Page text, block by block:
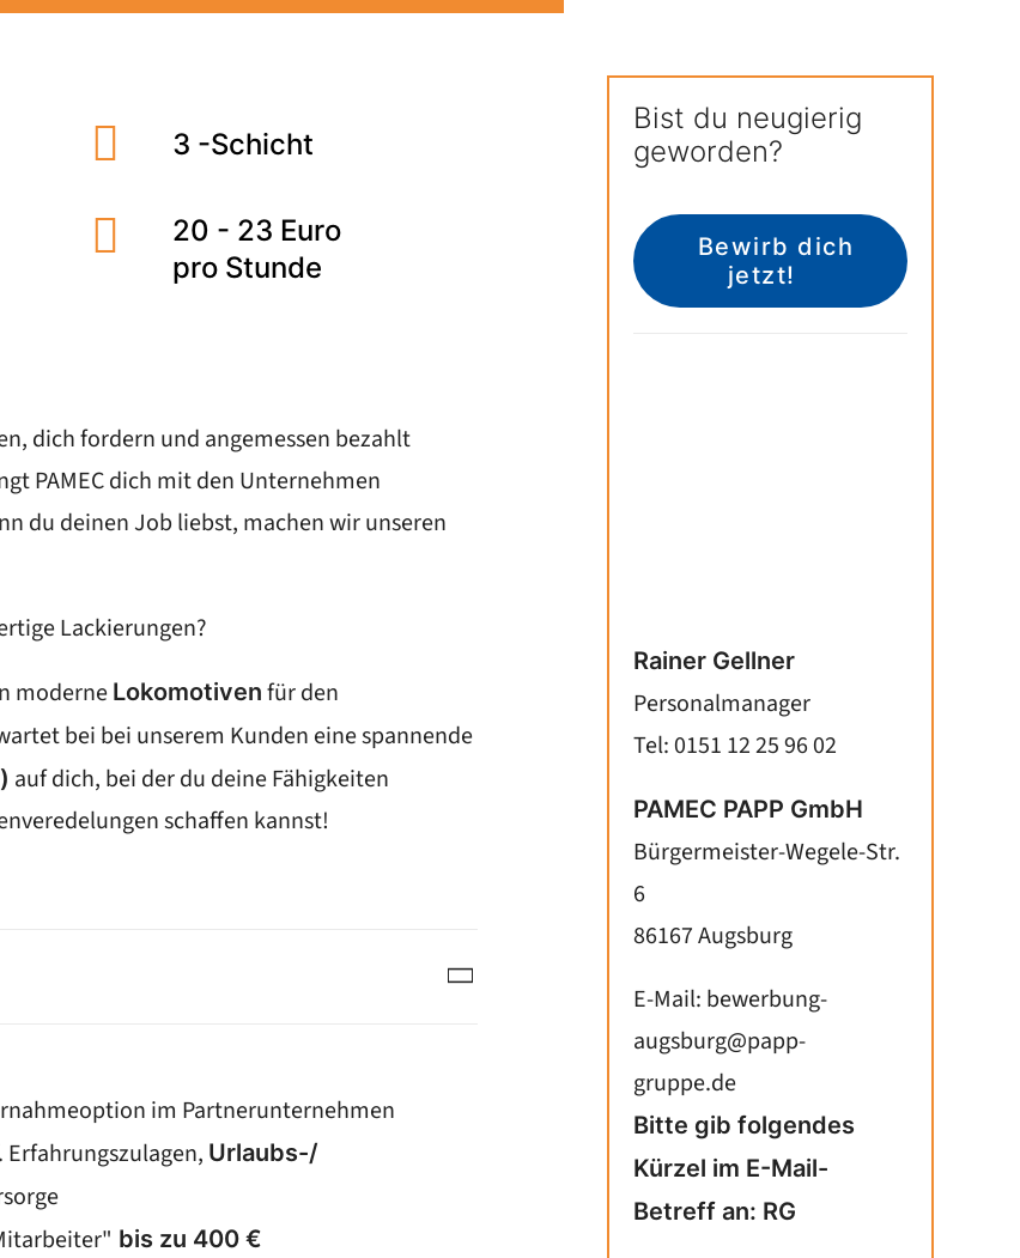
3 -Schicht
20 - 23 Euro
pro Stunde
dich fordern und angemessen bezahlt
PAMEC dich mit den Unternehmen
du deinen Job liebst, machen wir unseren
Lackierungen?
moderne Lokomotiven für den
bei bei unserem Kunden eine spannende
auf dich, bei der du deine Fähigkeiten
schaffen kannst!
im Partnerunternehmen
Erfahrungszulagen, Urlaubs-/
bis zu 400 €
Bist du neugierig
geworden?
Bewirb dich
jetzt!
Rainer Gellner
Personalmanager
Tel: 0151 12 25 96 02
PAMEC PAPP GmbH
Bürgermeister-Wegele-Str.
6
86167 Augsburg
E-Mail: bewerbung-
augsburg@papp-
gruppe.de
Bitte gib folgendes
Kürzel im E-Mail-
Betreff an: RG